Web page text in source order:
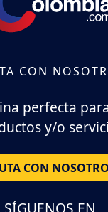
CON
perfecta
y/o
CON